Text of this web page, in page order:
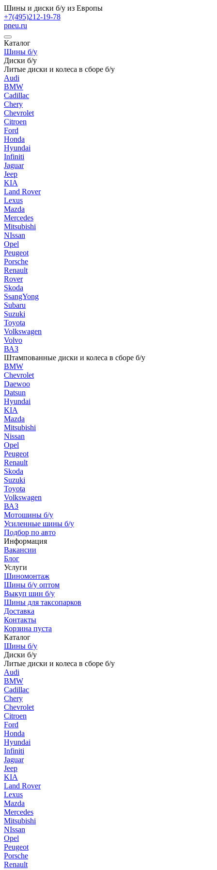
Шины и диски б/у из Европы
+7(495)212-19-78
pneu.ru
Каталог
Шины б/у
Диски б/у
Литые диски и колеса в сборе б/у
Audi
BMW
Cadillac
Chery
Chevrolet
Citroen
Ford
Honda
Hyundai
Infiniti
Jaguar
Jeep
KIA
Land Rover
Lexus
Mazda
Mercedes
Mitsubishi
NIssan
Opel
Peugeot
Porsche
Renault
Rover
Skoda
SsangYong
Subaru
Suzuki
Toyota
Volkswagen
Volvo
ВАЗ
Штампованные диски и колеса в сборе б/у
BMW
Chevrolet
Daewoo
Datsun
Hyundai
KIA
Mazda
Mitsubishi
Nissan
Opel
Peugeot
Renault
Skoda
Suzuki
Toyota
Volkswagen
ВАЗ
Мотошины б/у
Усиленные шины б/у
Подбор по авто
Информация
Вакансии
Блог
Услуги
Шиномонтаж
Шины б/у оптом
Выкуп шин б/у
Шины для таксопарков
Доставка
Контакты
Корзина пуста
Каталог
Шины б/у
Диски б/у
Литые диски и колеса в сборе б/у
Audi
BMW
Cadillac
Chery
Chevrolet
Citroen
Ford
Honda
Hyundai
Infiniti
Jaguar
Jeep
KIA
Land Rover
Lexus
Mazda
Mercedes
Mitsubishi
NIssan
Opel
Peugeot
Porsche
Renault